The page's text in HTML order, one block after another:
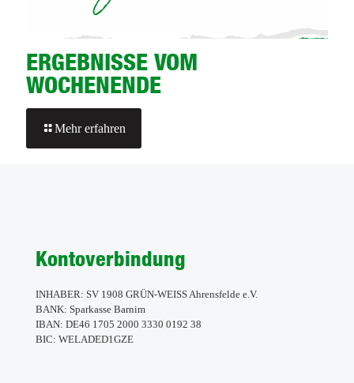
ERGEBNISSE VOM
WOCHENENDE
Mehr erfahren
Kontoverbindung
INHABER: SV 1908 GRÜN-WEISS Ahrensfelde e.V.
BANK: Sparkasse Barnim
IBAN: DE46 1705 2000 3330 0192 38
BIC: WELADED1GZE